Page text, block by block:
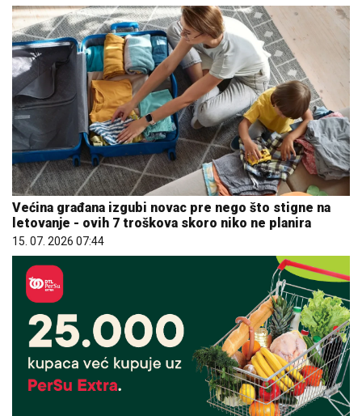
Većina građana izgubi novac pre nego što stigne na
letovanje - ovih 7 troškova skoro niko ne planira
15. 07. 2026 07:44